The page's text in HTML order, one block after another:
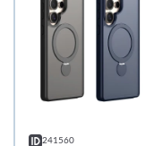
241560